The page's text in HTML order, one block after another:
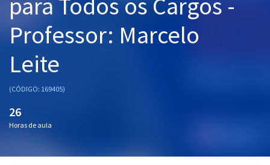
Conteúdo gratuito
Aprovados
para Todos os Cargos -
Professor: Marcelo
Leite
(CÓDIGO: 169405)
26
Horas de aula